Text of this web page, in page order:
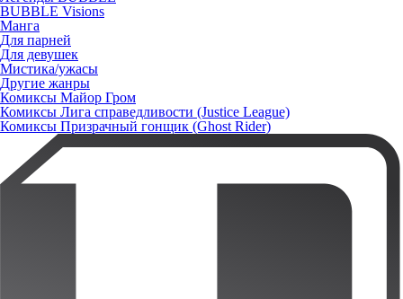
BUBBLE Visions
Манга
Для парней
Для девушек
Мистика/ужасы
Другие жанры
Комиксы Майор Гром
Комиксы Лига справедливости (Justice League)
Комиксы Призрачный гонщик (Ghost Rider)